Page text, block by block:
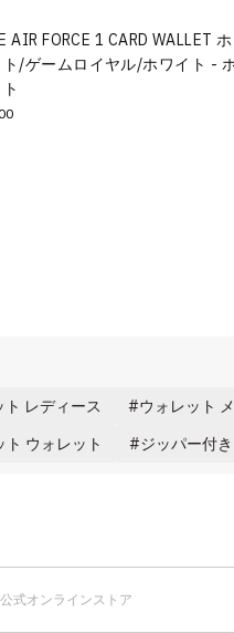
AIR FORCE 1 CARD WALLET ホ
ト/ゲームロイヤル/ホワイト -
ト レディース ウォレット
ト ウォレット ジッパー付
式オンラインストア